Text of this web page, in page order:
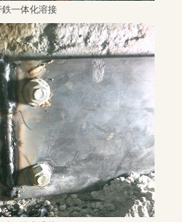
鉄一体化溶接